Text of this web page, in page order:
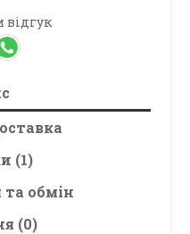
відгук
(1)
обмін
(0)